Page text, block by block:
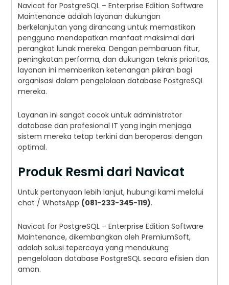
Navicat for PostgreSQL – Enterprise Edition Software
Maintenance adalah layanan dukungan
berkelanjutan yang dirancang untuk memastikan
pengguna mendapatkan manfaat maksimal dari
perangkat lunak mereka. Dengan pembaruan fitur,
peningkatan performa, dan dukungan teknis prioritas,
layanan ini memberikan ketenangan pikiran bagi
organisasi dalam pengelolaan database PostgreSQL
mereka.
Layanan ini sangat cocok untuk administrator
database dan profesional IT yang ingin menjaga
sistem mereka tetap terkini dan beroperasi dengan
optimal.
Produk Resmi dari Navicat
Untuk pertanyaan lebih lanjut, hubungi kami melalui
chat / WhatsApp (081-233-345-119).
Navicat for PostgreSQL – Enterprise Edition Software
Maintenance, dikembangkan oleh PremiumSoft,
adalah solusi tepercaya yang mendukung
pengelolaan database PostgreSQL secara efisien dan
aman.